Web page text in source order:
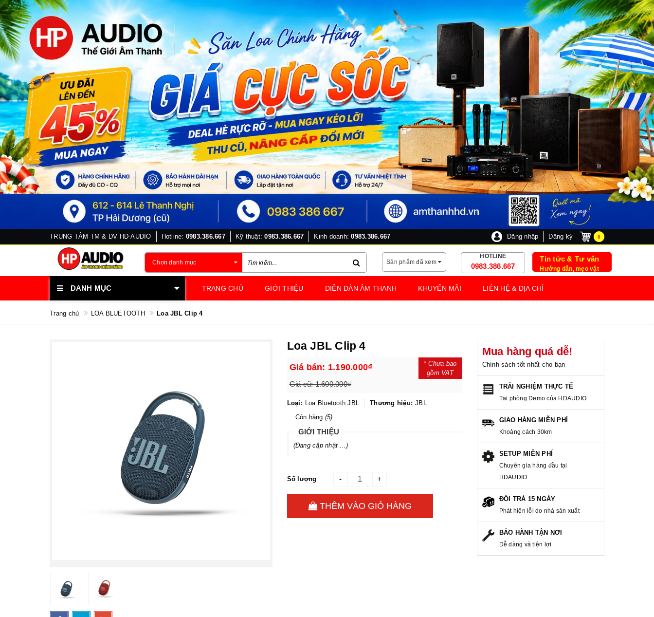
TRUNG TÂM TM & DV HD-AUDIO Hotline: 0983.386.667 Kỹ thuật:0983.386.667 Kinh doanh:0983.386.667 0
Đăng nhập Đăng ký
Chọn danh mục Sản phẩm đã xem
HOTLINE
0983.386.667
Tin tức & Tư vấn
Hướng dẫn, mẹo vặt
DANH MỤC TRANG CHỦ GIỚI THIỆU DIỄN ĐÀN ÂM THANH KHUYẾN MÃI LIÊN HỆ & ĐỊA CHỈ
Trang chủ LOA BLUETOOTH Loa JBL Clip 4
Loa JBL Clip 4
Giá bán: 1.190.000₫
Giá cũ:1.600.000₫
*Chưa bao
gồm VAT
Loại: Loa Bluetooth JBL Thương hiệu: JBL
Còn hàng (5)
GIỚI THIỆU
(Đang cập nhật ...)
Số lượng - +
THÊM VÀO GIỎ HÀNG
Mua hàng quá dễ!
Chính sách tốt nhất cho bạn
TRẢI NGHIỆM THỰC TẾ
Tại phòng Demo của HDAUDIO
GIAO HÀNG MIỄN PHÍ
Khoảng cách 30km
SETUP MIỄN PHÍ
Chuyên gia hàng đầu tại
HDAUDIO
ĐỔI TRẢ 15 NGÀY
Phát hiện lỗi do nhà sản xuất
BẢO HÀNH TẬN NƠI
Dễ dàng và tiện lợi